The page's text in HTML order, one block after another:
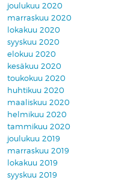
joulukuu 2020
marraskuu 2020
lokakuu 2020
syyskuu 2020
elokuu 2020
kesäkuu 2020
toukokuu 2020
huhtikuu 2020
maaliskuu 2020
helmikuu 2020
tammikuu 2020
joulukuu 2019
marraskuu 2019
lokakuu 2019
syyskuu 2019